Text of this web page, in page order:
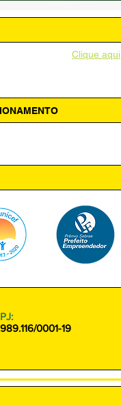
Clique aqui
0001-19